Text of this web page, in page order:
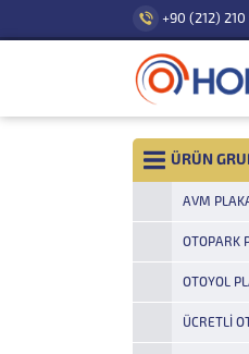
+90 (212) 210
ÜRÜN
AVM
OTOPARK
OTOYOL
ÜCRETLI